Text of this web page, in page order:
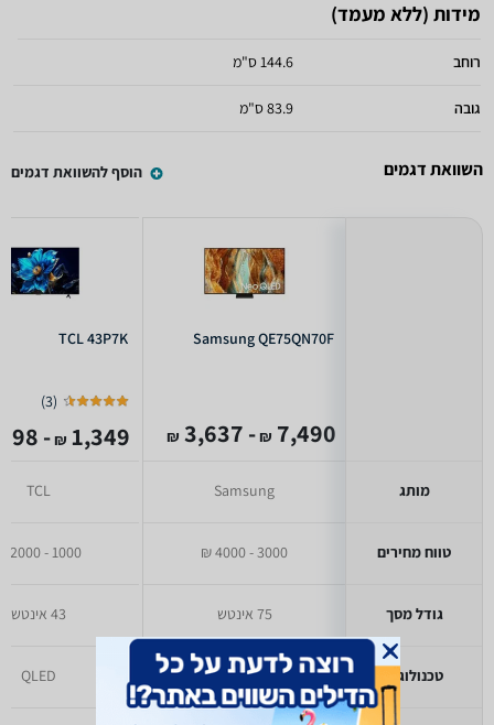
מידות (ללא מעמד)
רוחב 144.6 ס"מ
גובה 83.9 ס"מ
השוואת דגמים הוסף להשוואת דגמים
מותג
טווח מחירים
גודל מסך
טכנולוגיה
Samsung QE75QN70F
7,490
₪
- 3,637
₪
Samsung
3000 - 4000 ₪
75 אינטש
QLED
TCL 43P7K
(
3
)
1,349
₪
- 1,098
TCL
1000 - 2000 ₪
43 אינטש
QLED